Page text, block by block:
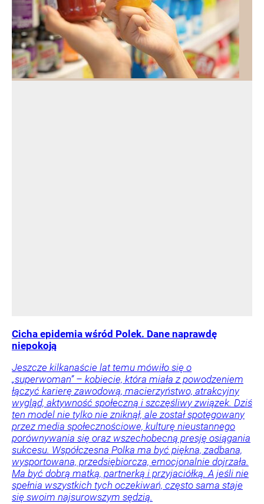
Cicha epidemia wśród Polek. Dane naprawdę
niepokoją
Jeszcze kilkanaście lat temu mówiło się o
„superwoman” – kobiecie, która miała z powodzeniem
łączyć karierę zawodową, macierzyństwo, atrakcyjny
wygląd, aktywność społeczną i szczęśliwy związek. Dziś
ten model nie tylko nie zniknął, ale został spotęgowany
przez media społecznościowe, kulturę nieustannego
porównywania się oraz wszechobecną presję osiągania
sukcesu. Współczesna Polka ma być piękna, zadbana,
wysportowana, przedsiębiorcza, emocjonalnie dojrzała.
Ma być dobrą matką, partnerką i przyjaciółką. A jeśli nie
spełnia wszystkich tych oczekiwań, często sama staje
się swoim najsurowszym sędzią.